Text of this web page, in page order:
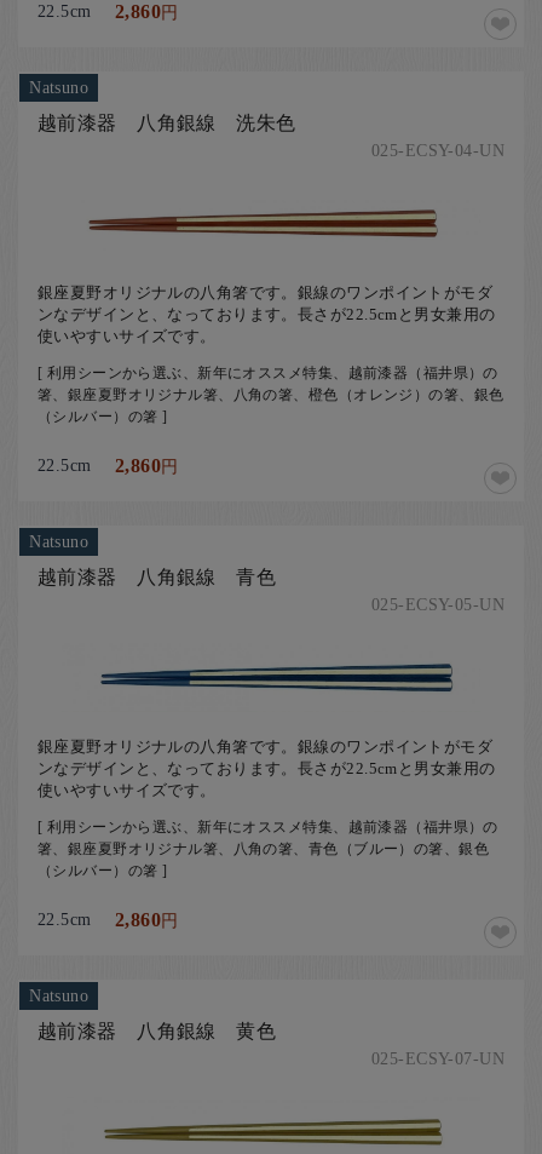
22.5cm 2,860円
Natsuno
越前漆器 八角銀線 洗朱色
025-ECSY-04-UN
銀座夏野オリジナルの八角箸です。銀線のワンポイントがモダ
ンなデザインと、なっております。長さが22.5cmと男女兼用の
使いやすいサイズです。
[ 利用シーンから選ぶ、新年にオススメ特集、越前漆器（福井県）の
箸、銀座夏野オリジナル箸、八角の箸、橙色（オレンジ）の箸、銀色
（シルバー）の箸 ]
22.5cm 2,860円
Natsuno
越前漆器 八角銀線 青色
025-ECSY-05-UN
銀座夏野オリジナルの八角箸です。銀線のワンポイントがモダ
ンなデザインと、なっております。長さが22.5cmと男女兼用の
使いやすいサイズです。
[ 利用シーンから選ぶ、新年にオススメ特集、越前漆器（福井県）の
箸、銀座夏野オリジナル箸、八角の箸、青色（ブルー）の箸、銀色
（シルバー）の箸 ]
22.5cm 2,860円
Natsuno
越前漆器 八角銀線 黄色
025-ECSY-07-UN